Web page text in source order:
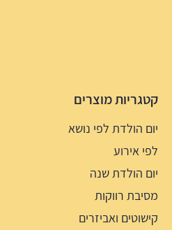
קטגריות מוצרים
יום הולדת לפי נושא
לפי אירוע
יום הולדת שנה
מסיבת רווקות
קישוטים ואביזרים